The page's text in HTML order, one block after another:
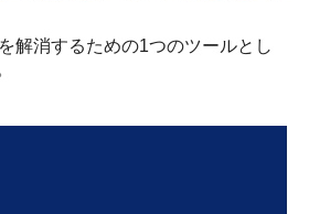
解消するための1つのツールとし